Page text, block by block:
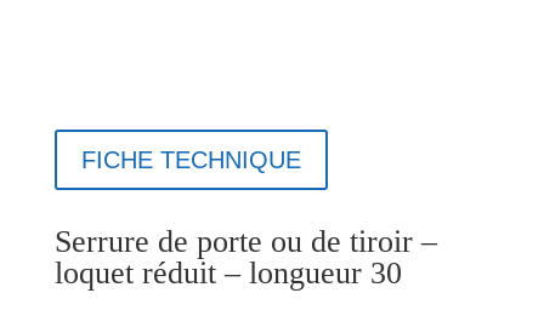
FICHE TECHNIQUE
Serrure de porte ou de tiroir –
loquet réduit – longueur 30